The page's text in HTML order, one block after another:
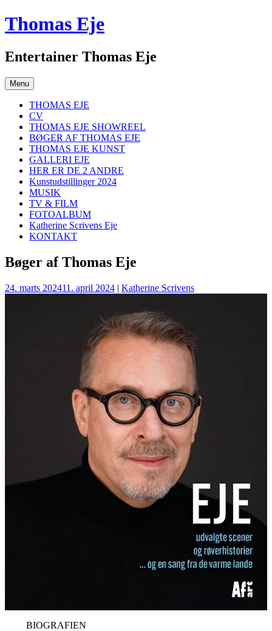
Skip
to
Thomas Eje
Entertainer Thomas Eje
Menu
THOMAS EJE
CV
THOMAS EJE SHOWREEL
BØGER AF THOMAS EJE
THOMAS EJE KUNST
GALLERI EJE
HER ER DE 2 ANDRE
Kunstudstillinger 2024
MUSIK
TV & FILM
FOTOALBUM
Katherine Scrivens Eje
KONTAKT
Bøger af Thomas Eje
24. marts 202411. april 2024 | Katherine Scrivens
BIOGRAFIEN